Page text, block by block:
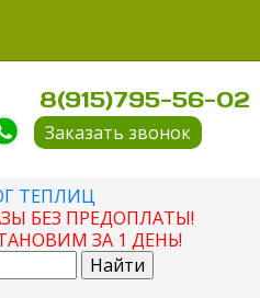
8(915)795-56-02
Заказать звонок
ТЕПЛИЦ
БЕЗ ПРЕДОПЛАТЫ!
ЗА 1 ДЕНЬ!